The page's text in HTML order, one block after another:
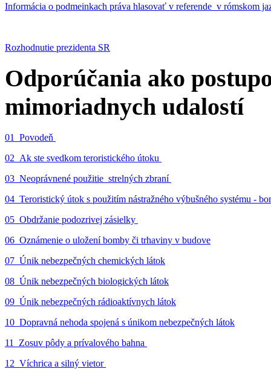
Informácia o podmeinkach práva hlasovať v referende v rómskom
Rozhodnutie prezidenta SR
Odporúčania ako
mimoriadnych udalostí
01_Povodeň
02_Ak ste svedkom teroristického útoku
03_Neoprávnené použitie strelných zbraní
04_Teroristický útok s použitím nástražného výbušného systému -
05_Obdržanie podozrivej zásielky
06_Oznámenie o uložení bomby či trhaviny v budove
07_Únik nebezpečných chemických látok
08_Únik nebezpečných biologických látok
09_Únik nebezpečných rádioaktívnych látok
10_Dopravná nehoda spojená s únikom nebezpečných látok
11_Zosuv pôdy a prívalového bahna
12_Víchrica a silný vietor